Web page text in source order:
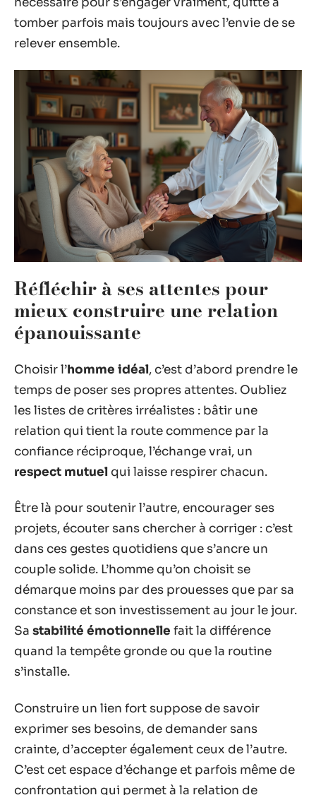
tomber parfois mais toujours avec l’envie de se
relever ensemble.
Réfléchir à ses attentes pour
mieux construire une relation
épanouissante
Choisir l’homme idéal, c’est d’abord prendre le
temps de poser ses propres attentes. Oubliez
les listes de critères irréalistes : bâtir une
relation qui tient la route commence par la
confiance réciproque, l’échange vrai, un
respect mutuel qui laisse respirer chacun.
Être là pour soutenir l’autre, encourager ses
projets, écouter sans chercher à corriger : c’est
dans ces gestes quotidiens que s’ancre un
couple solide. L’homme qu’on choisit se
démarque moins par des prouesses que par sa
constance et son investissement au jour le jour.
Sa stabilité émotionnelle fait la différence
quand la tempête gronde ou que la routine
s’installe.
Construire un lien fort suppose de savoir
exprimer ses besoins, de demander sans
crainte, d’accepter également ceux de l’autre.
C’est cet espace d’échange et parfois même de
confrontation qui permet à la relation de